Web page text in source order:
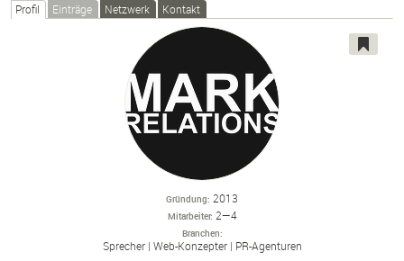
Profil Einträge Netzwerk Kontakt
Gründung 2013
Mitarbeiter 2—4
Branchen
Sprecher Web-Konzepter PR-Agenturen